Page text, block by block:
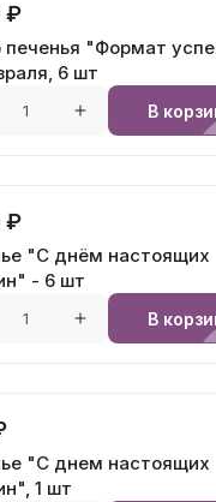
₽
печенья "Формат
6 шт
В
₽
"С днём настоящих
- 6 шт
В
"С днем настоящих
1 шт